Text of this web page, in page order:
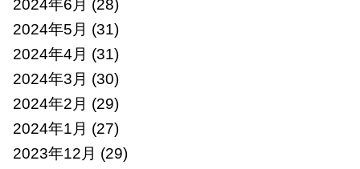
2024年6月 (28)
2024年5月 (31)
2024年4月 (31)
2024年3月 (30)
2024年2月 (29)
2024年1月 (27)
2023年12月 (29)